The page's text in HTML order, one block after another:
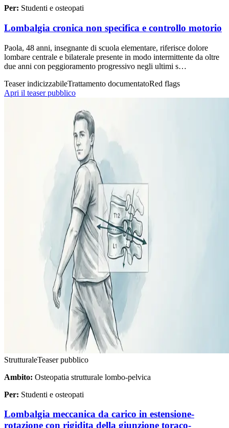
Per: Studenti e osteopati
Lombalgia cronica non specifica e controllo motorio
Paola, 48 anni, insegnante di scuola elementare, riferisce dolore
lombare centrale e bilaterale presente in modo intermittente da oltre
due anni con peggioramento progressivo negli ultimi s…
Teaser indicizzabileTrattamento documentatoRed flags
Apri il teaser pubblico
StrutturaleTeaser pubblico
Ambito: Osteopatia strutturale lombo-pelvica
Per: Studenti e osteopati
Lombalgia meccanica da carico in estensione-
rotazione con rigidita della giunzione toraco-